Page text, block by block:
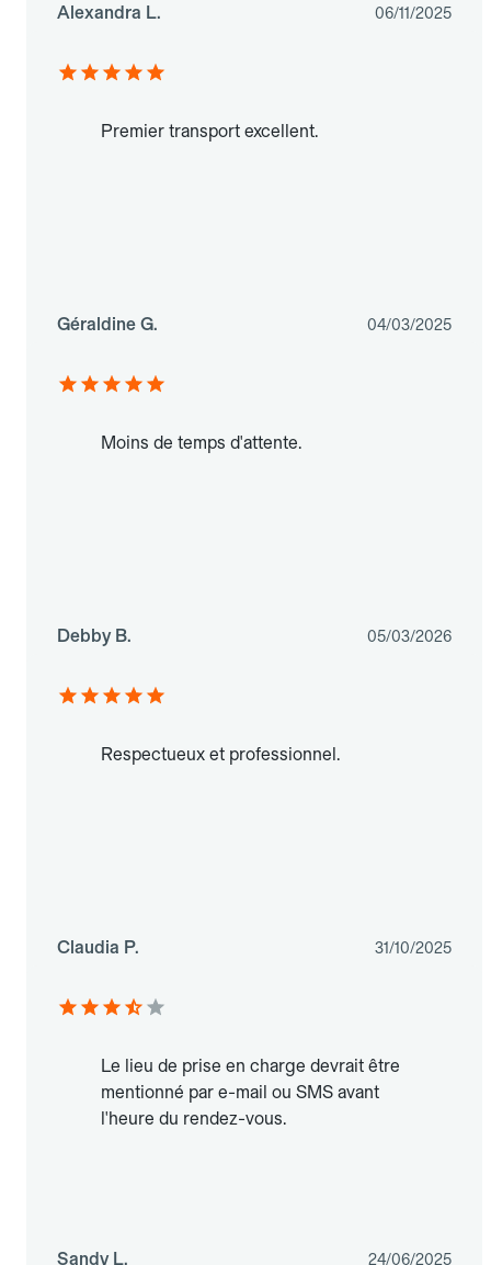
Alexandra L. 06/11/2025
Premier transport excellent.
Géraldine G. 04/03/2025
Moins de temps d'attente.
Debby B. 05/03/2026
Respectueux et professionnel.
Claudia P. 31/10/2025
Le lieu de prise en charge devrait être
mentionné par e-mail ou SMS avant
l'heure du rendez-vous.
Sandy L. 24/06/2025